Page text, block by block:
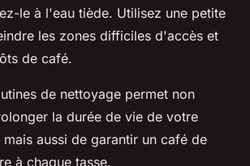
le à l'eau tiède. Utilisez une petite
les zones difficiles d'accès et
de café.
de nettoyage permet non
la durée de vie de votre
aussi de garantir un café de
à chaque tasse.